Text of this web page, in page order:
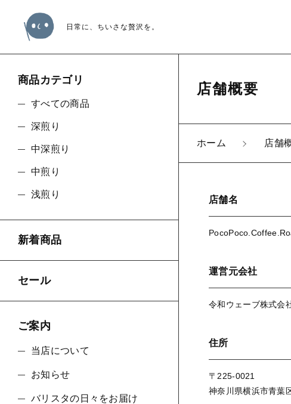
日常に、ちいさな贅沢を。
店舗概要
ホーム 店舗
店舗名
運営元会社
令和ウェーブ株式会
住所
〒225-0021
神奈川県横浜市青葉
商品カテゴリ
すべての商品
深煎り
中深煎り
中煎り
浅煎り
新着商品
セール
ご案内
当店について
お知らせ
バリスタの日々をお届け